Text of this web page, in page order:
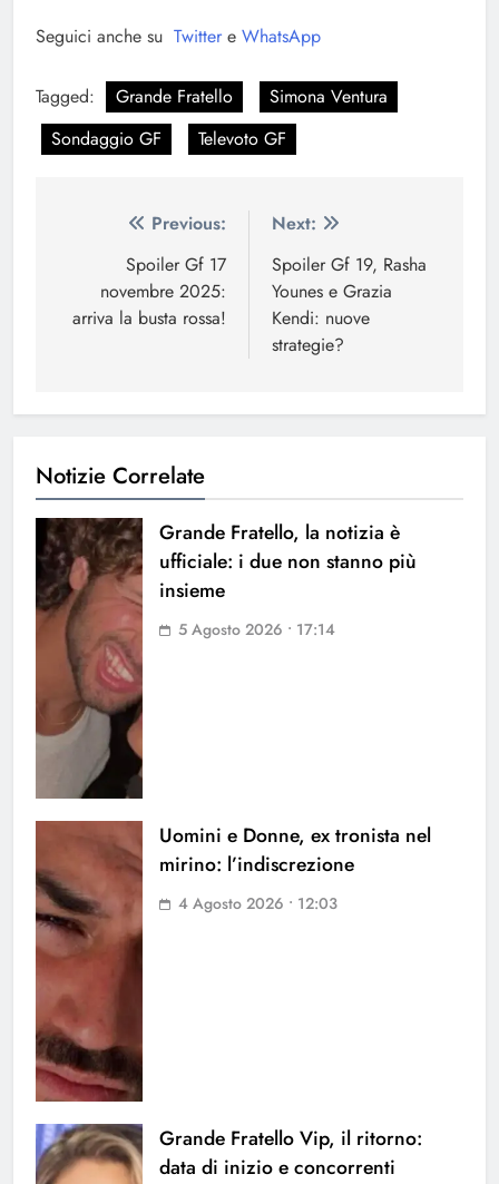
Seguici anche su Twitter e WhatsApp
Tagged: Grande Fratello
Simona Ventura
Sondaggio GF
Televoto GF
Navigazione
articoli
Previous:
Spoiler Gf 17
novembre 2025:
arriva la busta rossa!
Next:
Spoiler Gf 19, Rasha
Younes e Grazia
Kendi: nuove
strategie?
Notizie Correlate
Grande Fratello, la notizia è
ufficiale: i due non stanno più
insieme
5 Agosto 2026 • 17:14
Uomini e Donne, ex tronista nel
mirino: l’indiscrezione
4 Agosto 2026 • 12:03
Grande Fratello Vip, il ritorno:
data di inizio e concorrenti